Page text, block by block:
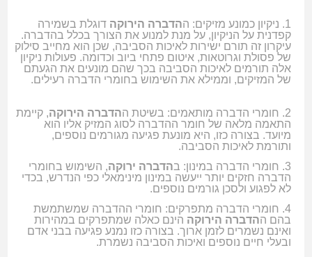
1. ניקיון כמונע מזיקים: ה הדברה הירוקהדוגלת בשמירה
קפדנית על הניקיון, על מנת למנוע את הצורך בכלל בהדברה.
עיקרון זה תורם ישירות לאיכות הסביבה, שכן הוא מחייב סילוק
של פסולת וגרוטאות, איטום פתחי ביוב וכדומה. פעולות ניקיון
אלה תורמים לאיכות הסביבה בכך שהם מונעים את הגעתם
של המזיקים, וממילא את השימוש בחומרי הדברה רעילים.
2. חומרי הדברה מותאמים: בשיטת ה הדברה הירוקה, קיימת
התאמה מלאה של חומר ההדברה לסוג המזיק אליו הוא
מיועד. בצורה כזו, היא מונעת פגיעה מגורמים נוספים,
ותורמת לאיכות הסביבה.
3. חומרי הדברה במינון: ב
הדברה ירוקה, השימוש בחומרי
הדברה חזקים יותר ייעשה במינון מינימאלי כפי הנדרש, בכדי
לא לפגוע ולסכן גורמים נוספים.
4. חומרי הדברה מתפרקים: חומרי ההדברה שמשתמשת
בהם ההדברה הירוקה הינם כאלה שמתפרקים במהירות
ואינם נשמרים לזמן ארוך. בצורה כזו נמנע פגיעה בבני אדם
ובעלי חיים נוספים ואיכות הסביבה נשמרת.